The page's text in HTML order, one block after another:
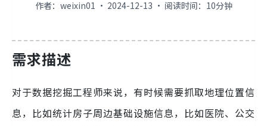
作者：weixin01 · 2024-12-13 · 阅读时间：10分钟
需求描述
对于数据挖掘工程师来说，有时候需要抓取地理位置信
息，比如统计房子周边基础设施信息，比如医院、公交